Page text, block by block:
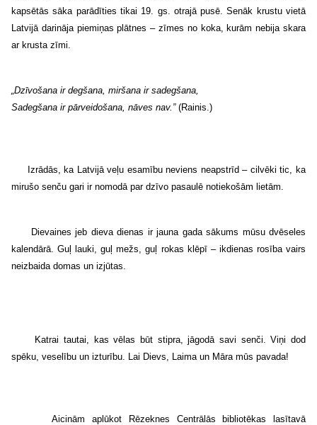
kapsētās sāka parādīties tikai 19. gs. otrajā pusē. Senāk krustu vietā
Latvijā darināja piemiņas plātnes – zīmes no koka, kurām nebija skara
ar krusta zīmi.
„Dzīvošana ir degšana, miršana ir sadegšana,
Sadegšana ir pārveidošana, nāves nav.”(Rainis.)
Izrādās, ka Latvijā veļu esamību neviens neapstrīd – cilvēki tic, ka
mirušo senču gari ir nomodā par dzīvo pasaulē notiekošām lietām.
Dievaines jeb dieva dienas ir jauna gada sākums mūsu dvēseles
kalendārā. Guļ lauki, guļ mežs, guļ rokas klēpī – ikdienas rosība vairs
neizbaida domas un izjūtas.
Katrai tautai, kas vēlas būt stipra, jāgodā savi senči. Viņi dod
spēku, veselību un izturību. Lai Dievs, Laima un Māra mūs pavada!
Aicinām aplūkot Rēzeknes Centrālās bibliotēkas lasītavā